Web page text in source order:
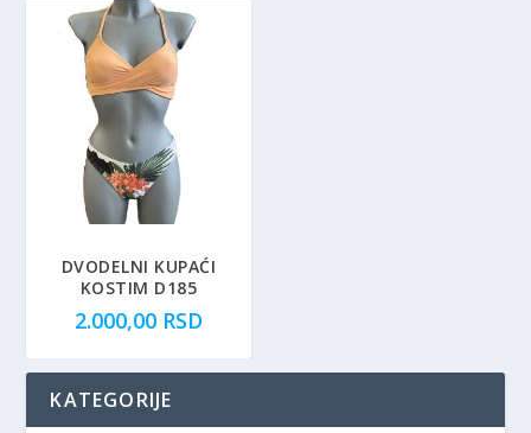
DVODELNI KUPAĆI
KOSTIM D185
2.000,00 RSD
KATEGORIJE